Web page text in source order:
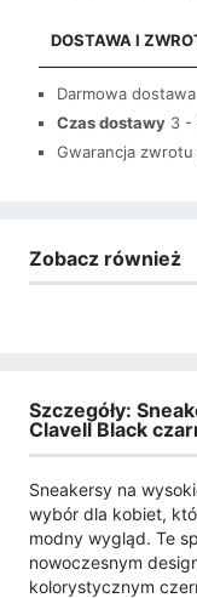
DOSTAWA I
Darmowa dostawa
Czas dostawy 3 -
Gwarancja
Zobacz również
Szczegóły:
Clavell Black
Sneakersy na
wybór dla kobiet,
modny wygląd. Te
nowoczesnym
kolorystycznym